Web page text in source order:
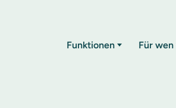
Funktionen Für wen